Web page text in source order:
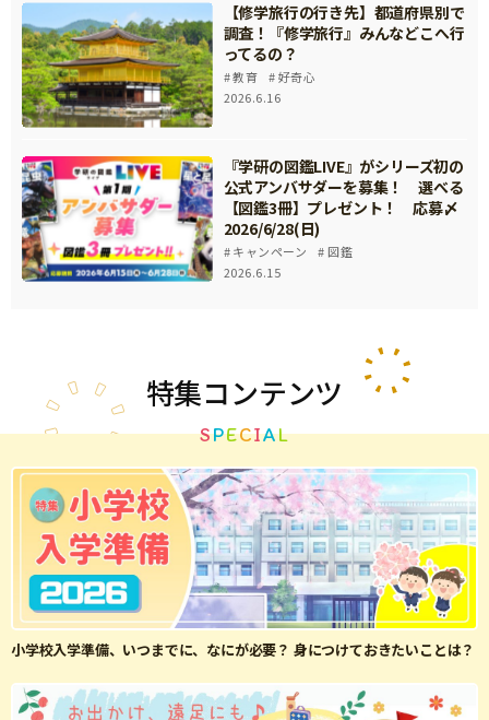
【修学旅行の行き先】都道府県別で
調査！『修学旅行』みんなどこへ行
ってるの？
教育
好奇心
2026.6.16
『学研の図鑑LIVE』がシリーズ初の
公式アンバサダーを募集！ 選べる
【図鑑3冊】プレゼント！ 応募〆
2026/6/28(日)
キャンペーン
図鑑
2026.6.15
特集コンテンツ
SPECIAL
小学校入学準備、いつまでに、なにが必要？ 身につけておきたいことは？